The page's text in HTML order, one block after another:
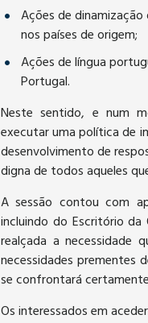
Ações de
nos países de origem;
Ações de língua
Portugal.
Neste sentido, e num
executar uma política de
desenvolvimento de
digna de todos aqueles
A sessão contou com
incluindo do Escritório
realçada a necessidade
necessidades prementes
se confrontará
Os interessados em